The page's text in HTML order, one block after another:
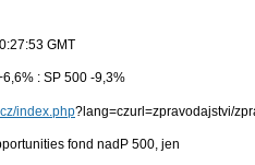
GMT
: SP 500 -9,3%
index.php?lang=czurl=zpravodajstvi/
fond nadP 500, jen